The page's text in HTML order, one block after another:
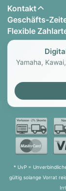
Center
Virtual
Cantus
Mehr als
Flexible
Stilvolles
4.2.2
Lieferbar
Kontakt
Geschäfts-
Flexible
Yamaha,
* UvP =
gültig solange Vorrat